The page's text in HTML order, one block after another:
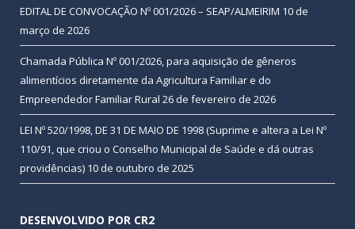
EDITAL DE CONVOCAÇÃO Nº 001/2026 – SEAP/ALMEIRIM 10 de
março de 2026
Chamada Pública Nº 001/2026, para aquisição de gêneros
alimentícios diretamente da Agricultura Familiar e do
Empreendedor Familiar Rural 26 de fevereiro de 2026
LEI Nº 520/1998, DE 31 DE MAIO DE 1998 (Suprime e altera a Lei Nº
110/91, que criou o Conselho Municipal de Saúde e dá outras
providências) 10 de outubro de 2025
DESENVOLVIDO POR CR2